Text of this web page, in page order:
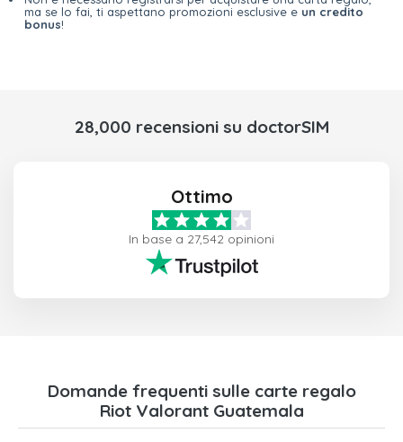
ma se lo fai, ti aspettano promozioni esclusive e un credito
bonus!
28,000 recensioni su doctorSIM
Ottimo
In base a 27,542 opinioni
Domande frequenti sulle carte regalo
Riot Valorant Guatemala